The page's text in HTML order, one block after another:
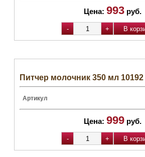
Цена: 993 руб.
Питчер молочник 350 мл 10192
Артикул
Цена: 999 руб.